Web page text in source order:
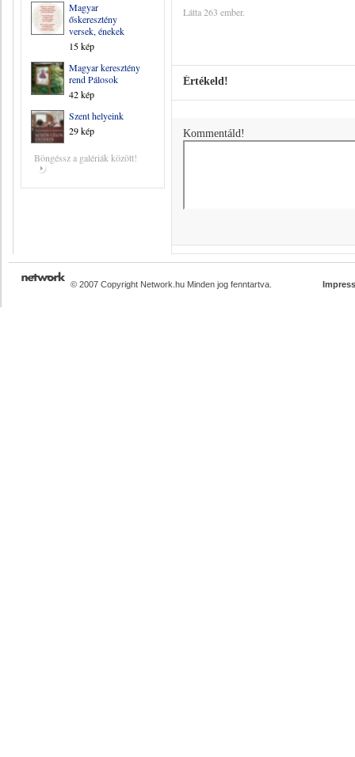
Magyar
őskeresztény
versek, énekek
15 kép
Magyar keresztény
rend Pálosok
42 kép
Szent helyeink
29 kép
Böngéssz a galériák között!
Látta 263 ember.
Értékeld!
Kommentáld!
© 2007 Copyright Network.hu Minden jog fenntartva.